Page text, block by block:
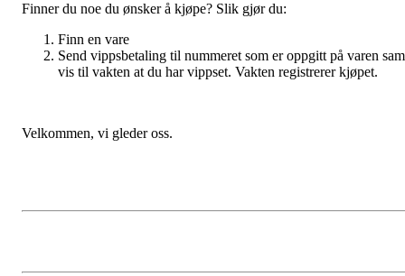
Finner du noe du ønsker å kjøpe? Slik gjør du:
Finn en vare
Send vippsbetaling til nummeret som er oppgitt på varen
vis til vakten at du har vippset. Vakten registrerer kjøpet.
Velkommen, vi gleder oss.